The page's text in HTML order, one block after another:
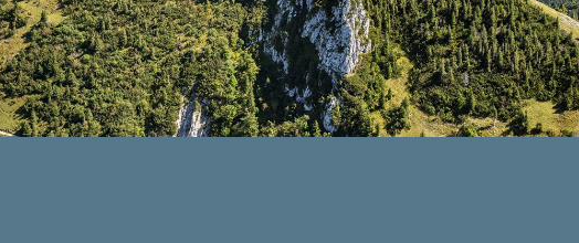
Wandern und Bergsteigen
Wettkampfklettern